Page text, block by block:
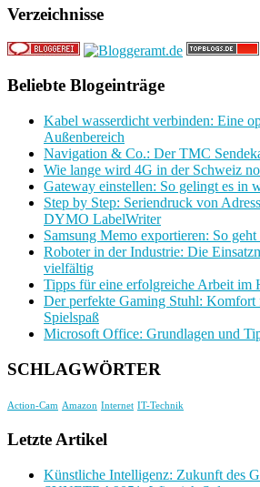
Verzeichnisse
Beliebte Blogeinträge
Kabel wasserdicht verbinden: Eine
Außenbereich
Navigation & Co.: Der TMC
Wie lange wird 4G in der Schweiz
Gateway einstellen: So gelingt es in
Step by Step: Seriendruck von
DYMO LabelWriter
Samsung Memo exportieren: So
Roboter in der Industrie: Die
vielfältig
Tipps für eine erfolgreiche Arbeit im
Der perfekte Gaming Stuhl: Komfort
Spielspaß
Microsoft Office: Grundlagen und
SCHLAGWÖRTER
Action-Cam Amazon Internet IT-Technik
Letzte Artikel
Künstliche Intelligenz: Zukunft des